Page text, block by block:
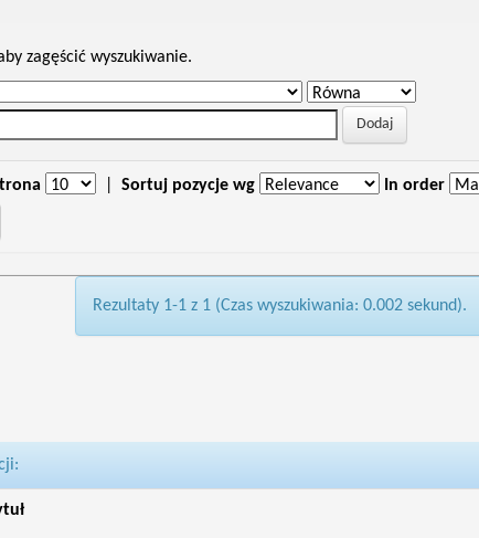
zagęścić wyszukiwanie.
Sortuj pozycje wg In order
Rezultaty 1-1 z 1 (Czas wyszukiwania: 0.002 sekund).